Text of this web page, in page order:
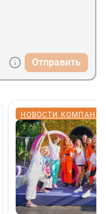
Отправить
НОВОСТИ